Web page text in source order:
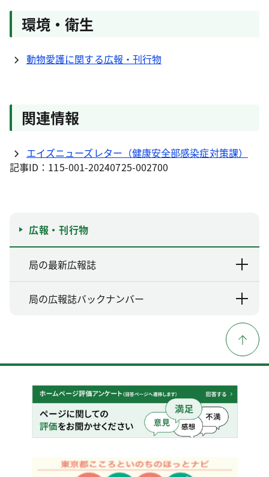
環境・衛生
動物愛護に関する広報・刊行物
関連情報
エイズニューズレター（健康安全部感染症対策課）
記事ID：115-001-20240725-002700
広報・刊行物
局の最新広報誌
局の広報誌バックナンバー